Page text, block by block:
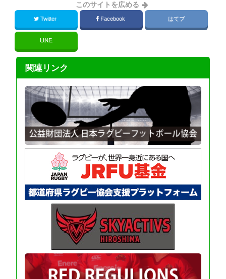
このサイトを広める
Twitter Facebook はてブ
LINE
関連リンク